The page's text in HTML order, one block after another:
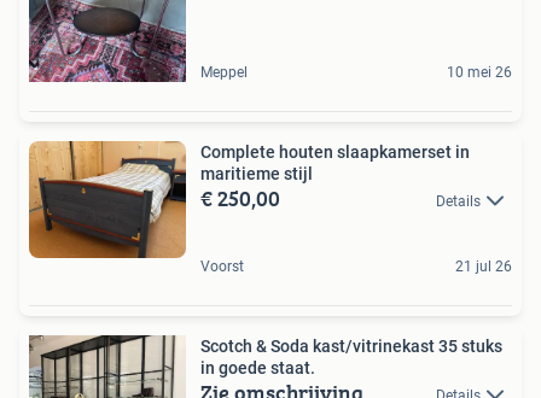
Meppel 10 mei 26
Complete houten slaapkamerset in
maritieme stijl
€ 250,00 Details
Voorst 21 jul 26
Scotch & Soda kast/vitrinekast 35 stuks
in goede staat.